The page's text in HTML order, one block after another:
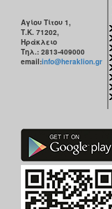
Αγίου Τίτου 1,
Τ.Κ. 71202,
Ηράκλειο
Τηλ.: 2813-409000
email:info@heraklion.gr